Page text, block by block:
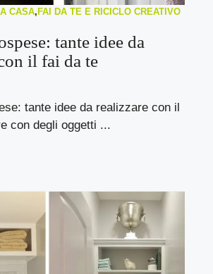
CASA, FAI DA TE E RICICLO CREATIVO
tante idee da
il fai da te
tante idee da realizzare con il
con degli oggetti ...